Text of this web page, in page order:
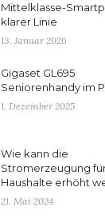
Mittelklasse-
klarer Linie
13. Januar 2026
Gigaset GL695
Seniorenhandy im
1. Dezember 2025
Wie kann die
Stromerzeugung
Haushalte erhöht
21. Mai 2024